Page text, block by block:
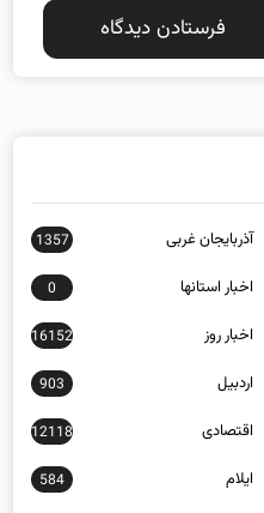
آذربایجان غربی 1357
اخبار استانها 0
اخبار روز 16152
اردبیل 903
اقتصادی 12118